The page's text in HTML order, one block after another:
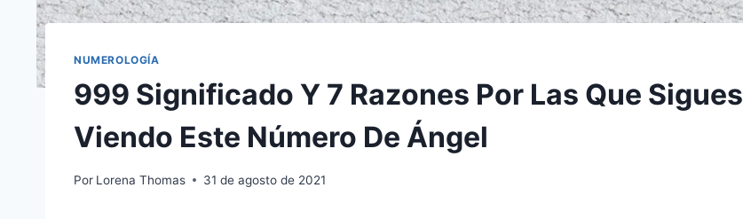
NUMEROLOGÍA
999 Significado Y 7 Razones Por Las Que Sigues
Viendo Este Número De Ángel
Por Lorena Thomas 31 de agosto de 2021